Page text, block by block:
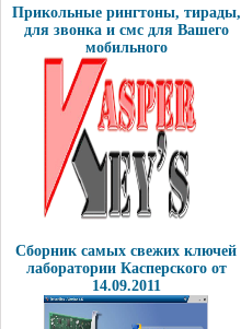
Прикольные рингтоны, тирады,
для звонка и смс для Вашего
мобильного
Сборник самых свежих ключей
лаборатории Касперского от
14.09.2011